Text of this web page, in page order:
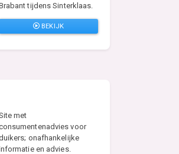
tijdens Sinterklaas.
BEKIJK
met
voor
onafhankelijke
en advies.